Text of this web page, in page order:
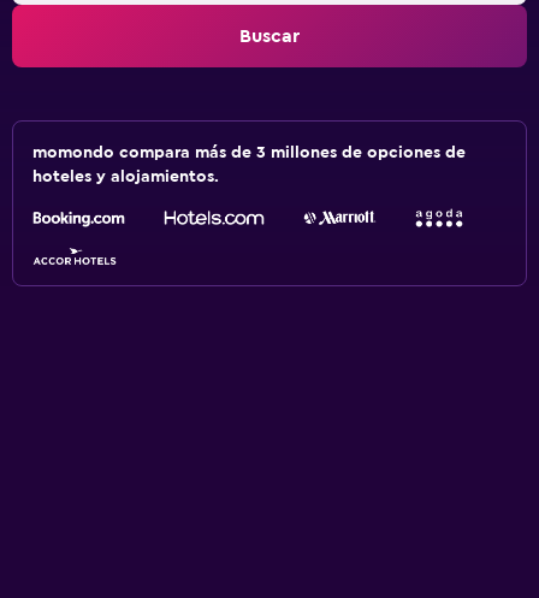
Buscar
momondo compara más de 3 millones de opciones de
hoteles y alojamientos.